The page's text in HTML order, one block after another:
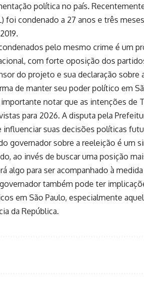
política no país.
foi condenado a 27 anos e três
pelo mesmo crime é um
com forte oposição dos
do projeto e sua declaração
de manter seu poder político em
notar que as intenções de
para 2026. A disputa pela
influenciar suas decisões políticas
governador sobre a reeleição é um
ao invés de buscar uma posição
algo para ser acompanhado à
também pode ter
em São Paulo, especialmente
da República.